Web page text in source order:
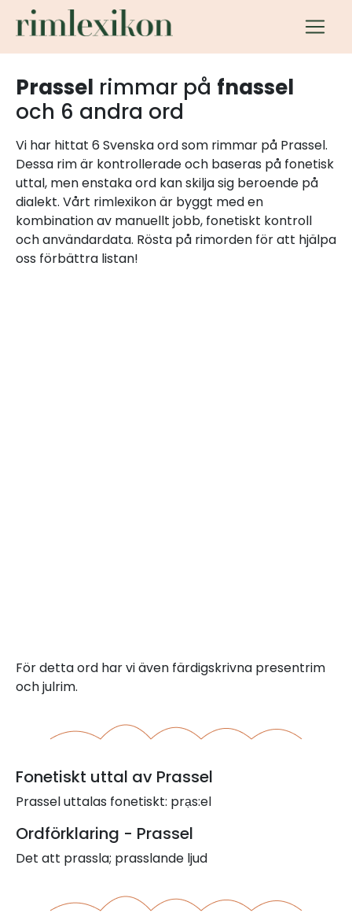
Prassel rimmar på fnassel
och 6 andra ord
Vi har hittat 6 Svenska ord som rimmar på Prassel.
Dessa rim är kontrollerade och baseras på fonetisk
uttal, men enstaka ord kan skilja sig beroende på
dialekt. Vårt rimlexikon är byggt med en
kombination av manuellt jobb, fonetiskt kontroll
och användardata. Rösta på rimorden för att hjälpa
oss förbättra listan!
För detta ord har vi även färdigskrivna presentrim
och julrim.
Fonetiskt uttal av Prassel
Prassel uttalas fonetiskt: prạs:el
Ordförklaring - Prassel
Det att prassla; prasslande ljud